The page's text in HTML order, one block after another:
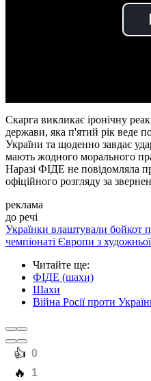
Скарга викликає іронічну
держави, яка п'ятий рік веде
України та щоденно завдає
мають жодного морального
Наразі ФІДЕ не повідомляла
офіційного розгляду за
реклама
до речі
Українки влаштували бойкот
чемпіонаті Європи з
Читайте ще:
ФІДЕ (шахи)
Шахи
Війна Росії проти
️👍 0
️🔥 1